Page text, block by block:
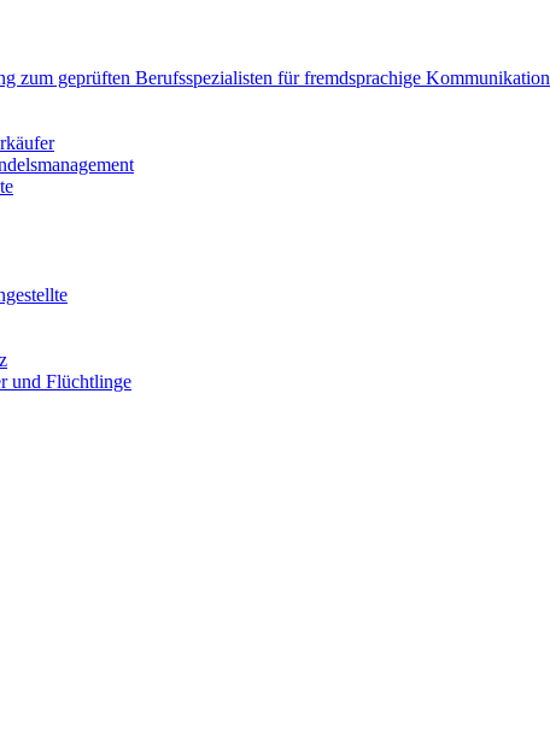
zum geprüften Berufsspezialisten für fremdsprachige Kommunikation
und Flüchtlinge